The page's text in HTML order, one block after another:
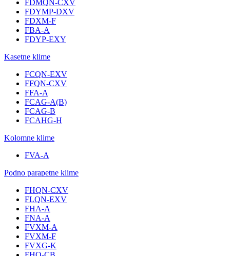
FDMQN-CXV
FDYMP-DXV
FDXM-F
FBA-A
FDYP-EXY
Kasetne klime
FCQN-EXV
FFQN-CXV
FFA-A
FCAG-A(B)
FCAG-B
FCAHG-H
Kolomne klime
FVA-A
Podno parapetne klime
FHQN-CXV
FLQN-EXV
FHA-A
FNA-A
FVXM-A
FVXM-F
FVXG-K